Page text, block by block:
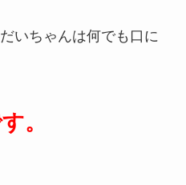
いちゃんは何でも口に
。